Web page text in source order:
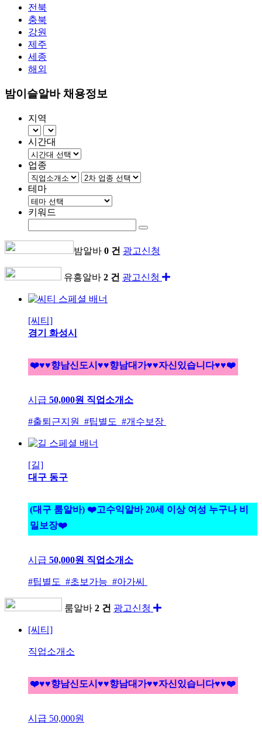
전북
충북
강원
제주
세종
해외
밤이슬알바 채용정보
지역
시간대
업종
테마
키워드
밤알바 0 건 광고신청
유흥알바 2 건 광고신청
[씨티]
경기 화성시
❤️♥♥향남신도시♥♥향남대가♥♥자신있습니다♥♥❤️
시급 50,000원 직업소개소
#출퇴근지원 #팁별도 #개수보장
[길]
대구 동구
(대구 룸알바) ❤️고수익알바 20세 이상 여성 누구나 비
밀보장❤️
시급 50,000원 직업소개소
#팁별도 #초보가능 #아가씨
룸알바 2 건 광고신청
[씨티]
직업소개소
❤️♥♥향남신도시♥♥향남대가♥♥자신있습니다♥♥❤️
시급 50,000원